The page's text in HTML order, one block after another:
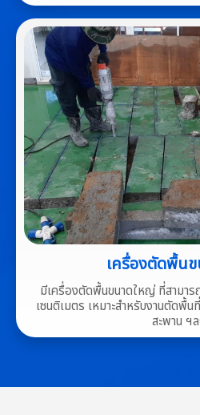
เครื่องตัดพื้น
มีเครื่องตัดพื้นขนาดใหญ่ ที่สามา
เซนติเมตร เหมาะสำหรับงานตัดพื้
สะพาน ฯ